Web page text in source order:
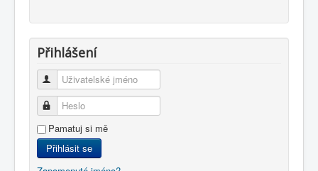
Přihlášení
Uživatelské jméno
Heslo
Pamatuj si mě
Přihlásit se